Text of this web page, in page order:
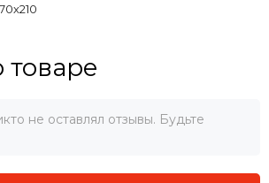
не оставлял отзывы. Будьте